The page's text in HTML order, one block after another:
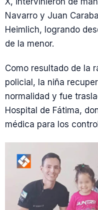
Navarro y Juan
Heimlich, logrando
de la menor.
Como resultado de la
policial, la niña
normalidad y fue
Hospital de Fátima,
médica para los